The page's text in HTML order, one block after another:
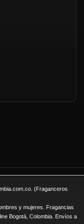
(Fraganceros
y mujeres. Fragancias
Bogotá, Colombia. Envíos a